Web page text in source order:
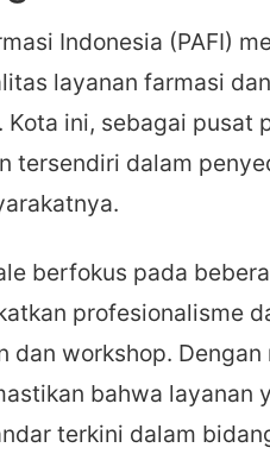
Indonesia (PAFI)
layanan farmasi
Kota ini, sebagai pusat
tersendiri dalam
berfokus pada
profesionalisme
dan workshop.
bahwa
terkini dalam